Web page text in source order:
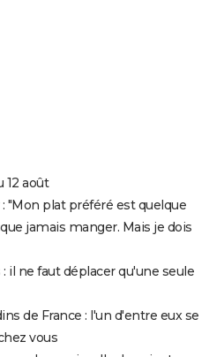
12 août
"Mon plat préféré est quelque
jamais manger. Mais je dois
il ne faut déplacer qu'une seule
de France : l'un d'entre eux se
vous